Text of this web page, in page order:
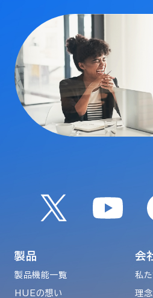
製品
製品機能一覧
HUEの想い
会
私
理念